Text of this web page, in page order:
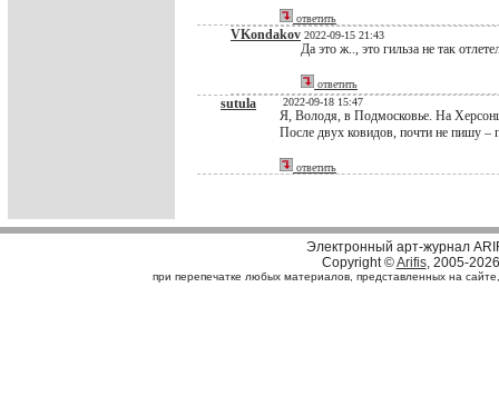
ответить
VKondakov 2022-09-15 21:43
Да это ж.., это гильза не так
ответить
sutula 2022-09-18 15:47
Я, Володя, в Подмосковье. На
После двух ковидов, почти не пишу –
ответить
Электронный арт-журнал
Copyright ©Arifis, 2005-2026
при перепечатке любых материалов, представленных на